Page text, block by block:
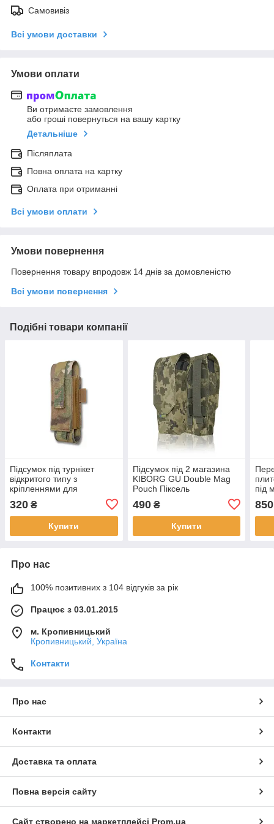
Самовивіз
Всі умови доставки
Умови оплати
Ви отримаєте замовлення
або гроші повернуться на вашу картку
Детальніше
Післяплата
Повна оплата на картку
Оплата при отриманні
Всі умови оплати
Умови повернення
Повернення товару впродовж 14 днів за домовленістю
Всі умови повернення
Подібні товари компанії
Підсумок під турнікет
відкритого типу з
кріпленнями для
маркера мультикам
320 ₴
Купити
Підсумок під 2 магазина
KIBORG GU Double Mag
Pouch Піксель
490₴
Купити
під
850
Про нас
100% позитивних з 104 відгуків за рік
Працює з 03.01.2015
м. Кропивницький
Кропивницький, Україна
Контакти
Про нас
Контакти
Доставка та оплата
Повна версія сайту
Сайт створено на маркетплейсі Prom.ua